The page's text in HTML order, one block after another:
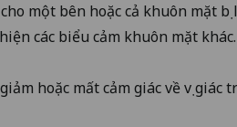
một bên hoặc cả khuôn mặt
các biểu cảm khuôn mặt khác.
hoặc mất cảm giác về vị giác